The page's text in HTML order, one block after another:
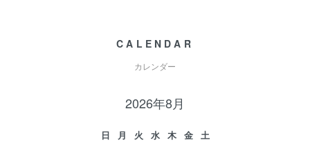
CALENDAR
カレンダー
2026年8月
日 月 火 水 木 金
土